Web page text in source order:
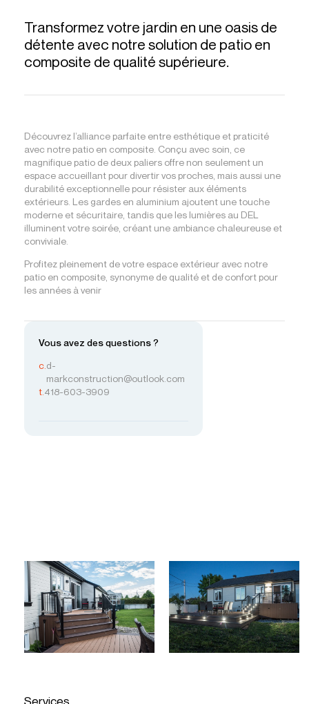
Vous avez des questions ?
c. d-
markconstruction@outlook.com
t. 418-603-3909
Transformez votre jardin en une oasis de
détente avec notre solution de patio en
composite de qualité supérieure.
Découvrez l’alliance parfaite entre esthétique et praticité
avec notre patio en composite. Conçu avec soin, ce
magnifique patio de deux paliers offre non seulement un
espace accueillant pour divertir vos proches, mais aussi une
durabilité exceptionnelle pour résister aux éléments
extérieurs. Les gardes en aluminium ajoutent une touche
moderne et sécuritaire, tandis que les lumières au DEL
illuminent votre soirée, créant une ambiance chaleureuse et
conviviale.
Profitez pleinement de votre espace extérieur avec notre
patio en composite, synonyme de qualité et de confort pour
les années à venir
Services